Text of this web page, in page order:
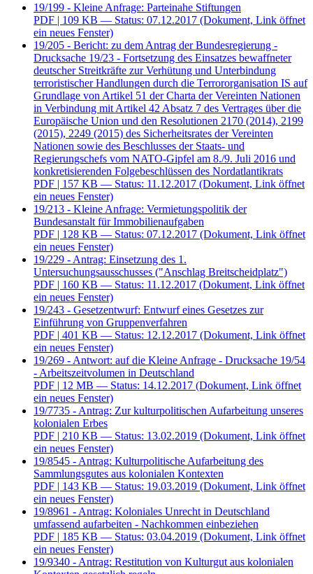
19/199 - Kleine Anfrage: Parteinahe Stiftungen
PDF | 109 KB — Status: 07.12.2017 (Dokument, Link öffnet
ein neues Fenster)
19/205 - Bericht: zu dem Antrag der Bundesregierung -
Drucksache 19/23 - Fortsetzung des Einsatzes bewaffneter
deutscher Streitkräfte zur Verhütung und Unterbindung
terroristischer Handlungen durch die Terrororganisation IS auf
Grundlage von Artikel 51 der Charta der Vereinten Nationen
in Verbindung mit Artikel 42 Absatz 7 des Vertrages über die
Europäische Union und den Resolutionen 2170 (2014), 2199
(2015), 2249 (2015) des Sicherheitsrates der Vereinten
Nationen sowie des Beschlusses der Staats- und
Regierungschefs vom NATO-Gipfel am 8./9. Juli 2016 und
konkretisierenden Folgebeschlüssen des Nordatlantikrats
PDF | 157 KB — Status: 11.12.2017 (Dokument, Link öffnet
ein neues Fenster)
19/213 - Kleine Anfrage: Vermietungspolitik der
Bundesanstalt für Immobilienaufgaben
PDF | 128 KB — Status: 07.12.2017 (Dokument, Link öffnet
ein neues Fenster)
19/229 - Antrag: Einsetzung des 1.
Untersuchungsausschusses ("Anschlag Breitscheidplatz")
PDF | 160 KB — Status: 11.12.2017 (Dokument, Link öffnet
ein neues Fenster)
19/243 - Gesetzentwurf: Entwurf eines Gesetzes zur
Einführung von Gruppenverfahren
PDF | 401 KB — Status: 12.12.2017 (Dokument, Link öffnet
ein neues Fenster)
19/269 - Antwort: auf die Kleine Anfrage - Drucksache 19/54
- Arbeitszeitvolumen in Deutschland
PDF | 12 MB — Status: 14.12.2017 (Dokument, Link öffnet
ein neues Fenster)
19/7735 - Antrag: Zur kulturpolitischen Aufarbeitung unseres
kolonialen Erbes
PDF | 210 KB — Status: 13.02.2019 (Dokument, Link öffnet
ein neues Fenster)
19/8545 - Antrag: Kulturpolitische Aufarbeitung des
Sammlungsgutes aus kolonialen Kontexten
PDF | 143 KB — Status: 19.03.2019 (Dokument, Link öffnet
ein neues Fenster)
19/8961 - Antrag: Koloniales Unrecht in Deutschland
umfassend aufarbeiten - Nachkommen einbeziehen
PDF | 185 KB — Status: 03.04.2019 (Dokument, Link öffnet
ein neues Fenster)
19/9340 - Antrag: Restitution von Kulturgut aus kolonialen